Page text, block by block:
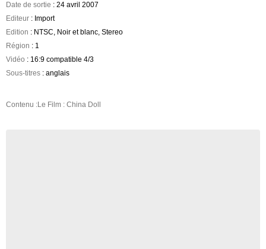
Date de sortie : 24 avril 2007
Editeur : Import
Edition : NTSC, Noir et blanc, Stereo
Région : 1
Vidéo : 16:9 compatible 4/3
Sous-titres : anglais
Contenu :Le Film : China Doll